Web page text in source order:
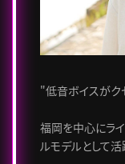
"低音ボイスがク
福岡を中心にラ
ルモデルとして活